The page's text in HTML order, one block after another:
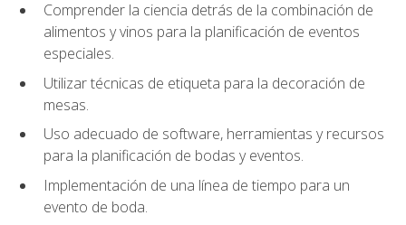
Comprender la ciencia detrás de la combinación de
alimentos y vinos para la planificación de eventos
especiales.
Utilizar técnicas de etiqueta para la decoración de
mesas.
Uso adecuado de software, herramientas y recursos
para la planificación de bodas y eventos.
Implementación de una línea de tiempo para un
evento de boda.